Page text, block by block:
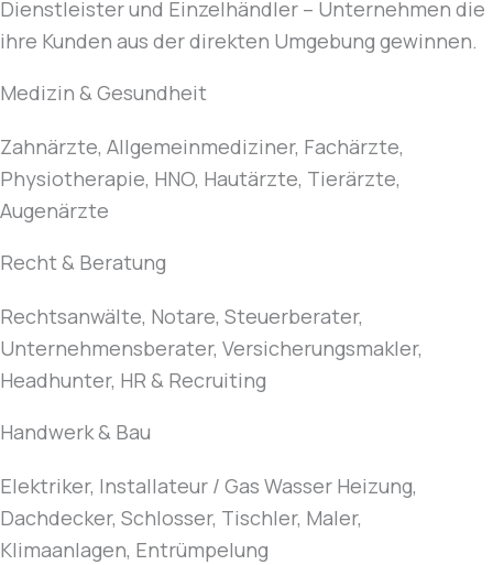
Dienstleister und Einzelhändler – Unternehmen die
ihre Kunden aus der direkten Umgebung gewinnen.
Medizin & Gesundheit
Zahnärzte, Allgemeinmediziner, Fachärzte,
Physiotherapie, HNO, Hautärzte, Tierärzte,
Augenärzte
Recht & Beratung
Rechtsanwälte, Notare, Steuerberater,
Unternehmensberater, Versicherungsmakler,
Headhunter, HR & Recruiting
Handwerk & Bau
Elektriker, Installateur / Gas Wasser Heizung,
Dachdecker, Schlosser, Tischler, Maler,
Klimaanlagen, Entrümpelung